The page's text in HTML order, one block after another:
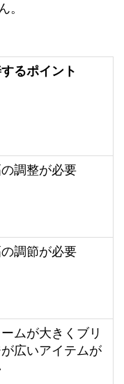
。
るポイント
調整が必要
調節が必要
ムが大きくブリ
が広いアイテムが